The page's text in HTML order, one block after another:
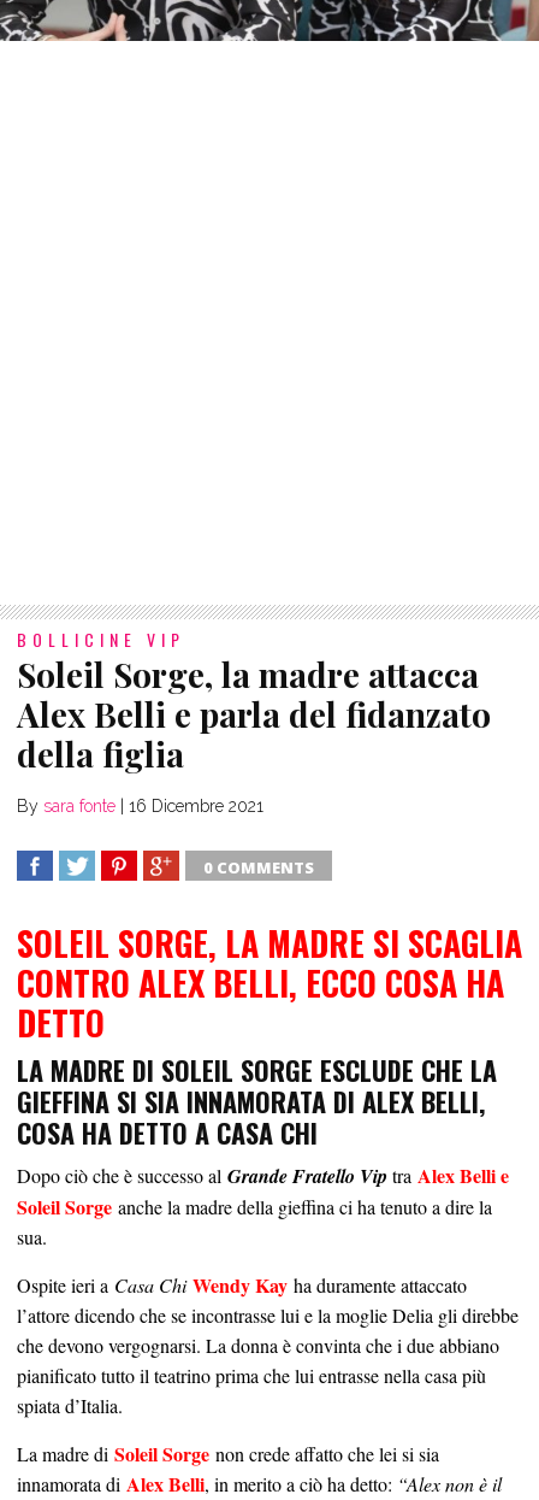
BOLLICINE VIP
Soleil Sorge, la madre attacca
Alex Belli e parla del fidanzato
della figlia
By sara fonte 16 Dicembre 2021
0 COMMENTS
SOLEIL SORGE, LA MADRE SI SCAGLIA
CONTRO ALEX BELLI, ECCO COSA HA
DETTO
LA MADRE DI SOLEIL SORGE ESCLUDE CHE LA
GIEFFINA SI SIA INNAMORATA DI ALEX BELLI,
COSA HA DETTO A CASA CHI
Dopo ciò che è successo al Grande Fratello Vip tra Alex Belli e
Soleil Sorge anche la madre della gieffina ci ha tenuto a dire la
sua.
Ospite ieri a Casa ChiWendy Kay ha duramente attaccato
l’attore dicendo che se incontrasse lui e la moglie Delia gli direbbe
che devono vergognarsi. La donna è convinta che i due abbiano
pianificato tutto il teatrino prima che lui entrasse nella casa più
spiata d’Italia.
La madre di Soleil Sorge non crede affatto che lei si sia
innamorata di Alex Belli, in merito a ciò ha detto: “Alex non è il